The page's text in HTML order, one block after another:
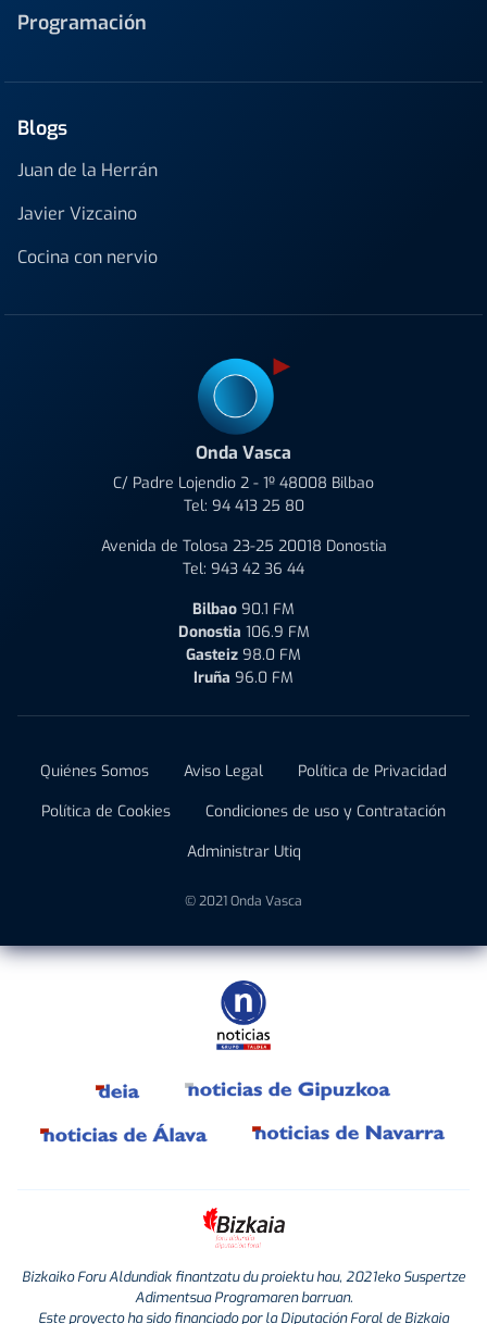
Programación
Blogs
Juan de la Herrán
Javier Vizcaino
Cocina con nervio
Onda Vasca
C/ Padre Lojendio 2 - 1º 48008 Bilbao
Tel: 94 413 25 80
Avenida de Tolosa 23-25 20018 Donostia
Tel: 943 42 36 44
Bilbao 90.1 FM
Donostia 106.9 FM
Gasteiz 98.0 FM
Iruña 96.0 FM
Quiénes Somos Aviso Legal
Política de Privacidad
Política de Cookies
Condiciones de uso y Contratación
Administrar Utiq
© 2021 Onda Vasca
Bizkaiko Foru Aldundiak finantzatu du proiektu hau, 2021eko Suspertze
Adimentsua Programaren barruan.
Este proyecto ha sido financiado por la Diputación Foral de Bizkaia